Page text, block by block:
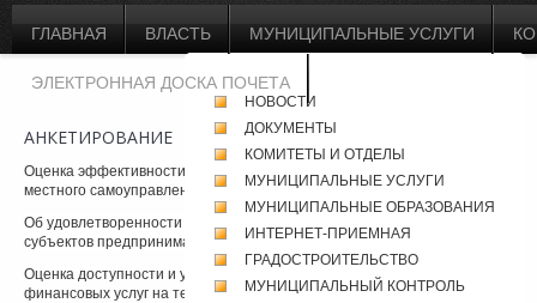
ГЛАВНАЯ ВЛАСТЬ МУНИЦИПАЛЬНЫЕ УСЛУГИ
ЭЛЕКТРОННАЯ ДОСКА ПОЧЕТА
НОВОСТИ
ДОКУМЕНТЫ
КОМИТЕТЫ И ОТДЕЛЫ
МУНИЦИПАЛЬНЫЕ УСЛУГИ
МУНИЦИПАЛЬНЫЕ ОБРАЗОВАНИЯ
ИНТЕРНЕТ-ПРИЕМНАЯ
ГРАДОСТРОИТЕЛЬСТВО
МУНИЦИПАЛЬНЫЙ КОНТРОЛЬ
АНКЕТИРОВАНИЕ
Оценка эффективности деятельности руководителей органов
местного самоуправления
Об удовлетворенности качеством товаров и услуг на рынках края и
субъектов предпринимательской деятельности
Оценка доступности и удовлетворенности деятельностью сферы
финансовых услуг на территории края